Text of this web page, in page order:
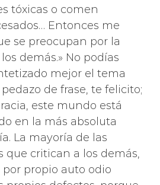
Entonces me
se preocupan por la
demás.» No podías
mejor el tema
de frase, te felicito;
este mundo está
en la más absoluta
La mayoría de las
que critican a los demás,
propio auto odio
propios defectos, porque